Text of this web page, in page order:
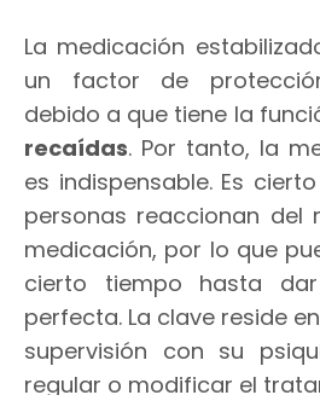
La medicación
un factor de
debido a que tiene la
recaídas. Por tanto, la
es indispensable. Es
personas reaccionan del
medicación, por lo que
cierto tiempo hasta
perfecta. La clave reside
supervisión con su
regular o modificar el